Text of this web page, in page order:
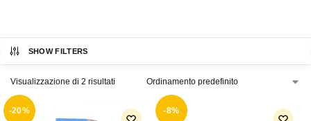
SHOW FILTERS
Visualizzazione di 2 risultati
-20% -8%